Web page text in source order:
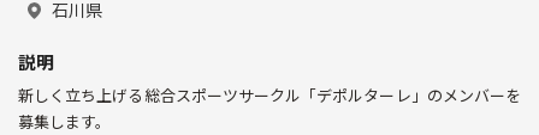
石川県
説明
新しく立ち上げる総合スポーツサークル「デポルターレ」のメンバーを
募集します。